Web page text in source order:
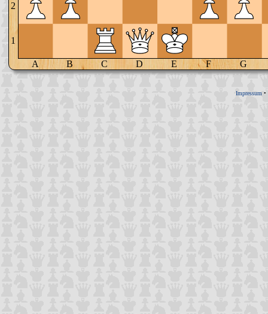
2
1
A B C D E F G
Impressum •